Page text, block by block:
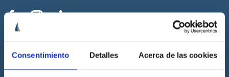
Consentimiento Detalles Acerca de las cookies
Escuela náutica